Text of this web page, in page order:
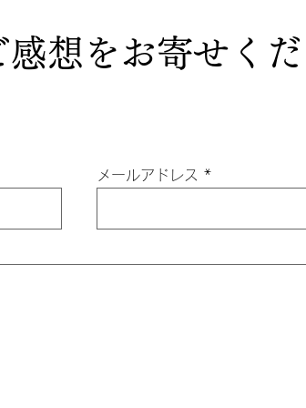
感想をお寄せく
メールアドレス